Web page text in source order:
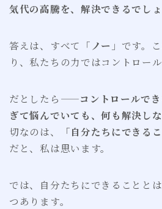
気代の高騰を、解決できるでし
答えは、すべて「 ノー 」です。
り、私たちの力ではコントロー
だとしたら——コントロールで
ぎて悩んでいても、何も解決し
切なのは、
「自分たちにできる
だと、私は思います。
では、自分たちにできることと
つあります。